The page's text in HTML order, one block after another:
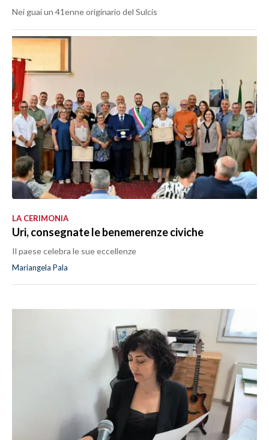
Nei guai un 41enne originario del Sulcis
LA CERIMONIA
Uri, consegnate le benemerenze civiche
Il paese celebra le sue eccellenze
Mariangela Pala